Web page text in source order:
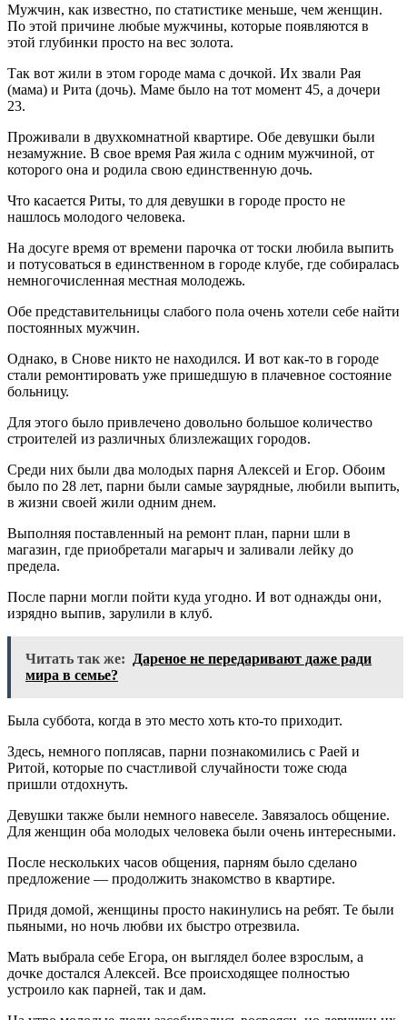
Мужчин, как известно, по статистике меньше, чем женщин.
По этой причине любые мужчины, которые появляются в
этой глубинки просто на вес золота.
Так вот жили в этом городе мама с дочкой. Их звали Рая
(мама) и Рита (дочь). Маме было на тот момент 45, а дочери
23.
Проживали в двухкомнатной квартире. Обе девушки были
незамужние. В свое время Рая жила с одним мужчиной, от
которого она и родила свою единственную дочь.
Что касается Риты, то для девушки в городе просто не
нашлось молодого человека.
На досуге время от времени парочка от тоски любила выпить
и потусоваться в единственном в городе клубе, где собиралась
немногочисленная местная молодежь.
Обе представительницы слабого пола очень хотели себе найти
постоянных мужчин.
Однако, в Снове никто не находился. И вот как-то в городе
стали ремонтировать уже пришедшую в плачевное состояние
больницу.
Для этого было привлечено довольно большое количество
строителей из различных близлежащих городов.
Среди них были два молодых парня Алексей и Егор. Обоим
было по 28 лет, парни были самые заурядные, любили выпить,
в жизни своей жили одним днем.
Выполняя поставленный на ремонт план, парни шли в
магазин, где приобретали магарыч и заливали лейку до
предела.
После парни могли пойти куда угодно. И вот однажды они,
изрядно выпив, зарулили в клуб.
Читать так же:
Дареное не передаривают даже ради
мира в семье?
Была суббота, когда в это место хоть кто-то приходит.
Здесь, немного поплясав, парни познакомились с Раей и
Ритой, которые по счастливой случайности тоже сюда
пришли отдохнуть.
Девушки также были немного навеселе. Завязалось общение.
Для женщин оба молодых человека были очень интересными.
После нескольких часов общения, парням было сделано
предложение — продолжить знакомство в квартире.
Придя домой, женщины просто накинулись на ребят. Те были
пьяными, но ночь любви их быстро отрезвила.
Мать выбрала себе Егора, он выглядел более взрослым, а
дочке достался Алексей. Все происходящее полностью
устроило как парней, так и дам.